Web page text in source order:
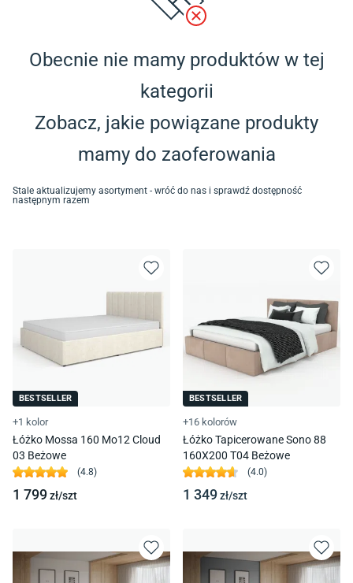
Obecnie nie mamy produktów w tej
kategorii
Zobacz, jakie powiązane produkty
mamy do zaoferowania
Stale aktualizujemy asortyment - wróć do nas i sprawdź dostępność
następnym razem
BESTSELLER
+1 kolor
Łóżko Mossa 160 Mo12 Cloud
03 Beżowe
(4.8)
1 799zł/szt
BESTSELLER
+16 kolorów
Łóżko Tapicerowane Sono 88
160X200 T04 Beżowe
(4.0)
1 349zł/szt